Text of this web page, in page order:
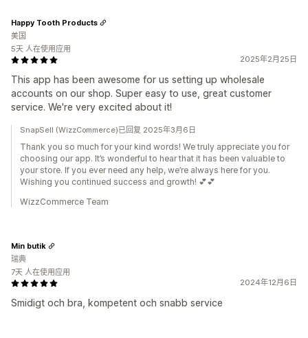
2025年2月25日
This app has been awesome for us setting up wholesale
accounts on our shop. Super easy to use, great customer
service. We're very excited about it!
Happy Tooth Products
美国
5天 人在使用应用
SnapSell (WizzCommerce)已回复 2025年3月6日
Thank you so much for your kind words! We truly appreciate you for
choosing our app. It’s wonderful to hear that it has been valuable to
your store. If you ever need any help, we’re always here for you.
Wishing you continued success and growth! 💕💕
WizzCommerce Team
2024年12月6日
Smidigt och bra, kompetent och snabb service
Min butik
瑞典
7天 人在使用应用